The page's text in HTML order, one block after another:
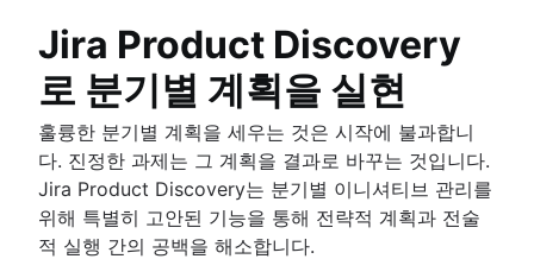
Jira Product Discovery
로 분기별 계획을 실현
훌륭한 분기별 계획을 세우는 것은 시작에 불과합니
다. 진정한 과제는 그 계획을 결과로 바꾸는 것입니다.
Jira Product Discovery는 분기별 이니셔티브 관리를
위해 특별히 고안된 기능을 통해 전략적 계획과 전술
적 실행 간의 공백을 해소합니다.